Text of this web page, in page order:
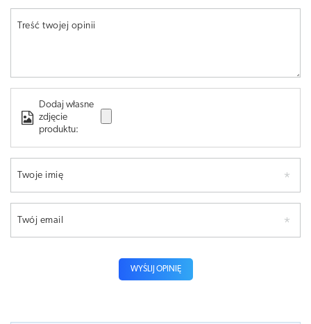
Treść twojej opinii
Dodaj własne
zdjęcie
produktu:
Twoje imię
Twój email
WYŚLIJ OPINIĘ